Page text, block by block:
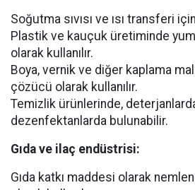
Soğutma sıvısı ve ısı transferi
Plastik ve kauçuk üretiminde
olarak kullanılır.
Boya, vernik ve diğer kaplama
çözücü olarak kullanılır.
Temizlik ürünlerinde,
dezenfektanlarda bulunabilir.
Gıda ve ilaç endüstrisi:
Gıda katkı maddesi olarak